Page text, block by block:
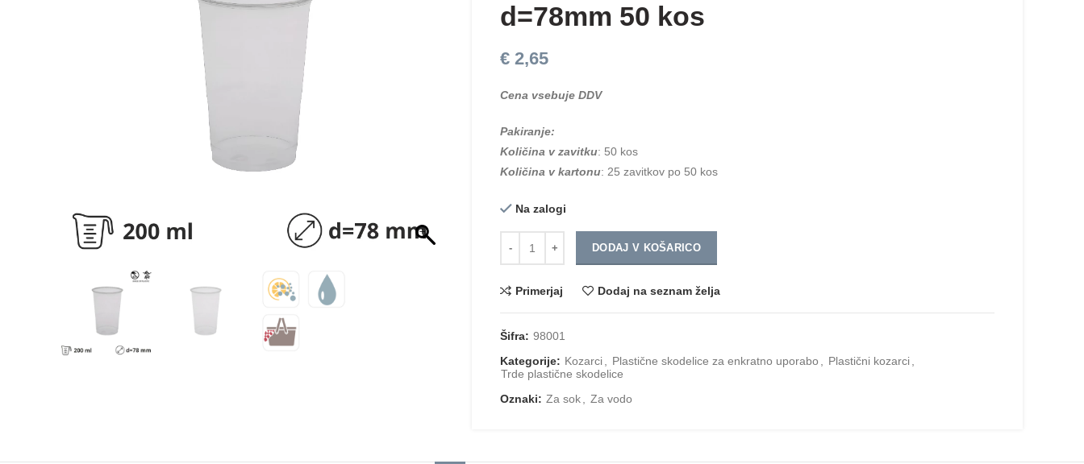
d=78mm 50 kos
€2,65
Cena vsebuje DDV
Pakiranje:
Količina v zavitku: 50 kos
Količina v kartonu: 25 zavitkov po 50 kos
Na zalogi
DODAJ V KOŠARICO
Primerjaj Dodaj na seznam želja
Šifra: 98001
Kategorije: Kozarci Plastične skodelice za enkratno uporabo Plastični kozarci
Trde plastične skodelice
Oznaki: Za sok Za vodo